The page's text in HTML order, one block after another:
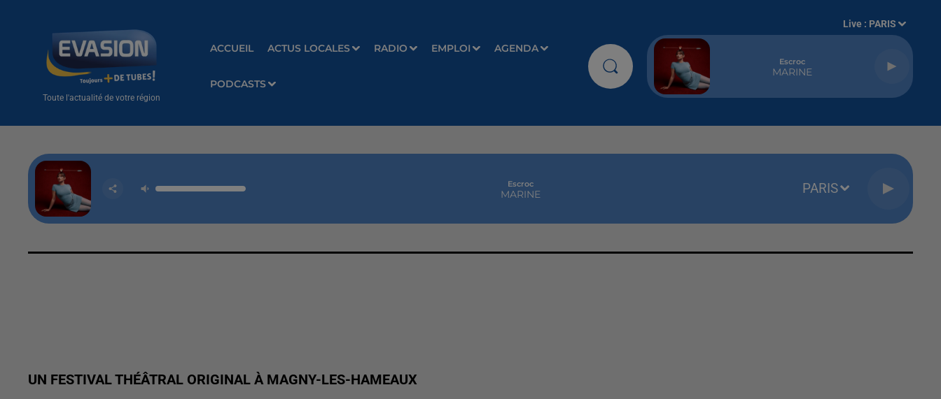
Toute l'actualité de votre région
ACCUEIL ACTUS LOCALES RADIO EMPLOI AGENDA
PODCASTS
Live : PARIS
Escroc
MARINE
Escroc
MARINE PARIS
UN FESTIVAL THÉÂTRAL ORIGINAL À MAGNY-LES-HAMEAUX